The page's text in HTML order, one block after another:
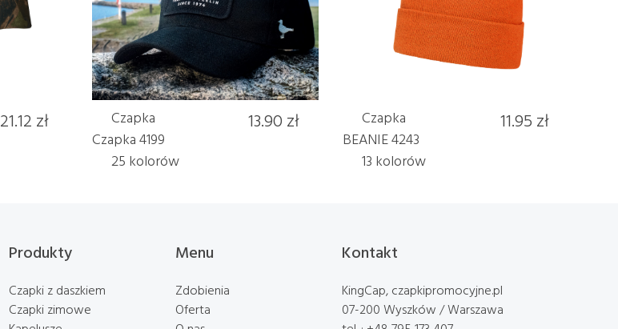
21.12 zł
Czapka
Czapka 4199
25 kolorów
13.90 zł
Czapka
BEANIE 4243
13 kolorów
11.95 zł
Produkty
Czapki z daszkiem
Czapki zimowe
Menu
Zdobienia
Oferta
Kontakt
KingCap, czapkipromocyjne.pl
07-200 Wyszków / Warszawa